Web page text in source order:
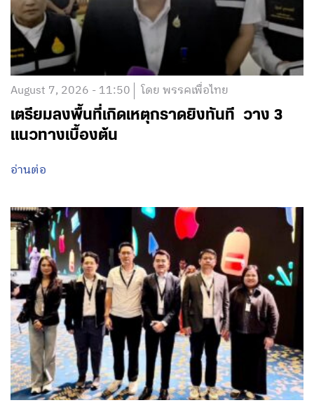
August 7, 2026 - 11:50 โดย พรรคเพื่อไทย
เตรียมลงพื้นที่เกิดเหตุกราดยิงทันที วาง 3
แนวทางเบื้องต้น
อ่านต่อ